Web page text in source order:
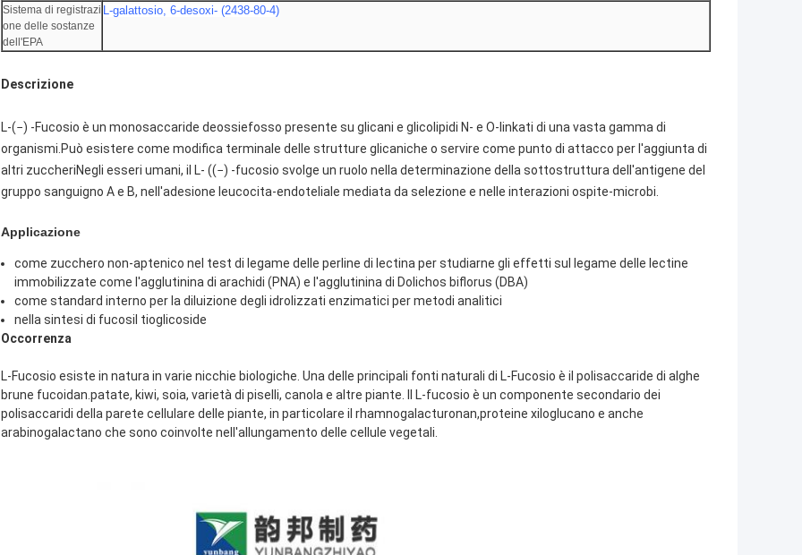
Sistema di registrazi
one delle sostanze
dell'EPA
L-galattosio, 6-desoxi- (2438-80-4)
Descrizione
L-(−) -Fucosio è un monosaccaride deossiefosso presente su glicani e glicolipidi N- e O-linkati di una vasta gamma di
organismi.Può esistere come modifica terminale delle strutture glicaniche o servire come punto di attacco per l'aggiunta di
altri zuccheriNegli esseri umani, il L- ((−) -fucosio svolge un ruolo nella determinazione della sottostruttura dell'antigene del
gruppo sanguigno A e B, nell'adesione leucocita-endoteliale mediata da selezione e nelle interazioni ospite-microbi.
Applicazione
come zucchero non-aptenico nel test di legame delle perline di lectina per studiarne gli effetti sul legame delle lectine
immobilizzate come l'agglutinina di arachidi (PNA) e l'agglutinina di Dolichos biflorus (DBA)
come standard interno per la diluizione degli idrolizzati enzimatici per metodi analitici
nella sintesi di fucosil tioglicoside
Occorrenza
L-Fucosio esiste in natura in varie nicchie biologiche. Una delle principali fonti naturali di L-Fucosio è il polisaccaride di alghe
brune fucoidan.patate, kiwi, soia, varietà di piselli, canola e altre piante. Il L-fucosio è un componente secondario dei
polisaccaridi della parete cellulare delle piante, in particolare il rhamnogalacturonan,proteine xiloglucano e anche
arabinogalactano che sono coinvolte nell'allungamento delle cellule vegetali.